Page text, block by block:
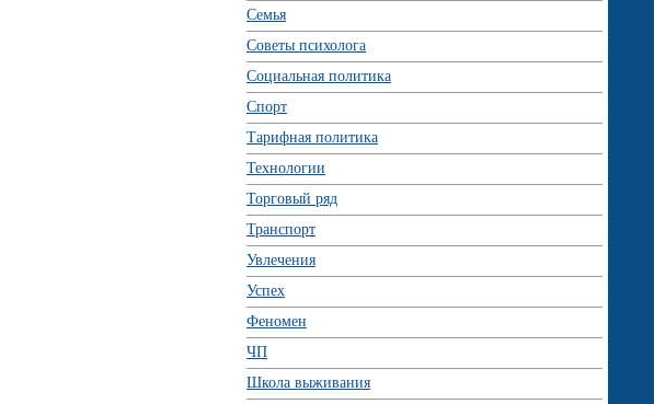
Семья
Советы психолога
Социальная политика
Спорт
Тарифная политика
Технологии
Торговый ряд
Транспорт
Увлечения
Успех
Феномен
ЧП
Школа выживания